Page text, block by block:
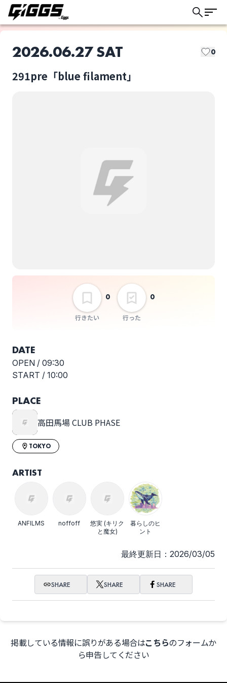
2026.06.27 SAT 0
291pre「blue filament」
行きたい
0
行った
0
悠実 (キリクと魔女) 暮らしのヒント
DATE
OPEN / 09:30
START / 10:00
PLACE
高田馬場 CLUB PHASE
TOKYO
ARTIST
ANFILMS noffoff
悠実 (キリク
と魔女)
暮らしのヒ
ント
最終更新日：2026/03/05
SHARE SHARE SHARE
掲載している情報に誤りがある場合はこちらのフォームか
ら申告してください
このライブの取り置きは終了しました